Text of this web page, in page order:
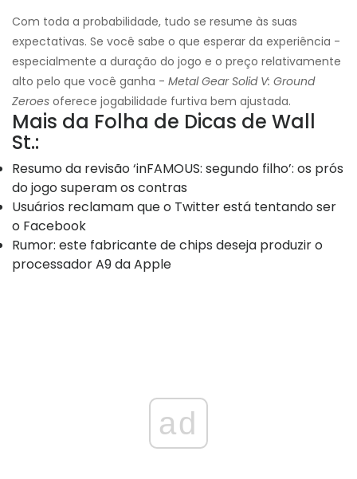
Com toda a probabilidade, tudo se resume às suas
expectativas. Se você sabe o que esperar da experiência -
especialmente a duração do jogo e o preço relativamente
alto pelo que você ganha - Metal Gear Solid V: Ground
Zeroes oferece jogabilidade furtiva bem ajustada.
Mais da Folha de Dicas de Wall
St.:
Resumo da revisão ‘inFAMOUS: segundo filho’: os prós
do jogo superam os contras
Usuários reclamam que o Twitter está tentando ser
o Facebook
Rumor: este fabricante de chips deseja produzir o
processador A9 da Apple
ad